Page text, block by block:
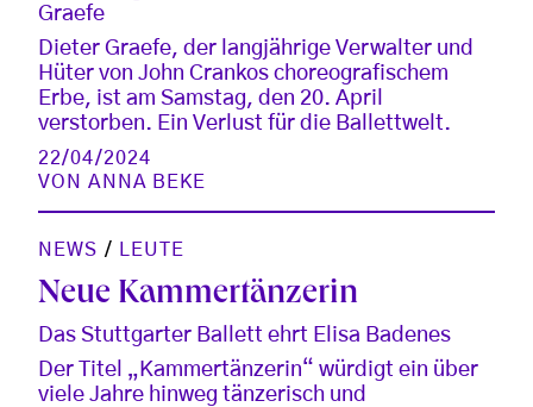
Graefe
Dieter Graefe, der langjährige Verwalter und
Hüter von John Crankos choreografischem
Erbe, ist am Samstag, den 20. April
verstorben. Ein Verlust für die Ballettwelt.
22/04/2024
VONANNA BEKE
NEWS / LEUTE
Neue Kammertänzerin
Das Stuttgarter Ballett ehrt Elisa Badenes
Der Titel „Kammertänzerin“ würdigt ein über
viele Jahre hinweg tänzerisch und